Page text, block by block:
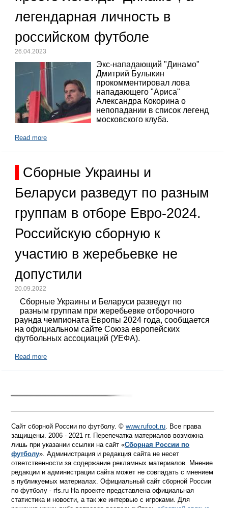
легендарная личность в
российском футболе
26.04.2023
Экс-нападающий "Динамо"
Дмитрий Булыкин
прокомментировал лова
нападающего "Ариса"
Александра Кокорина о
непопадании в список легенд
московского клуба.
Read more
Сборные Украины и
Беларуси разведут по разным
группам в отборе Евро-2024.
Российскую сборную к
участию в жеребьевке не
допустили
20.09.2022
Сборные Украины и Беларуси разведут по
разным группам при жеребьевке отборочного
раунда чемпионата Европы 2024 года, сообщается
на официальном сайте Союза европейских
футбольных ассоциаций (УЕФА).
Read more
Сайт сборной России по футболу. ©www.rufoot.ru. Все права
защищены. 2006 - 2021 гг. Перепечатка материалов возможна
лишь при указании ссылки на сайт «Сборная России по
футболу». Администрация и редакция сайта не несет
ответственности за содержание рекламных материалов. Мнение
редакции и администрации сайта может не совпадать с мнением
в публикуемых материалах. Официальный сайт сборной России
по футболу - rfs.ru На проекте представлена официальная
статистика и новости, а так же интервью с игроками. Для